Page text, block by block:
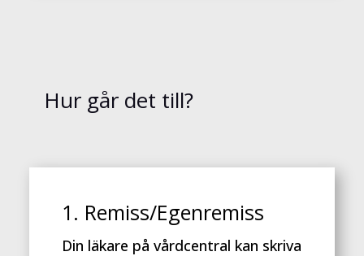
Hur går det till?
1. Remiss/Egenremiss
Din läkare på vårdcentral kan skriva